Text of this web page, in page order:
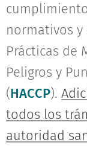
normativos y
Prácticas de
Peligros y
(HACCP).
todos los
autoridad